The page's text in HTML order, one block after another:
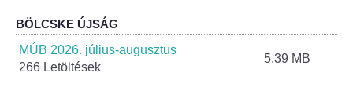
Bölcskei Mesevár Óvoda és Bölcsőde
BÖLCSKE ÚJSÁG
MÚB 2026. július-augusztus
266 Letöltések
5.39 MB